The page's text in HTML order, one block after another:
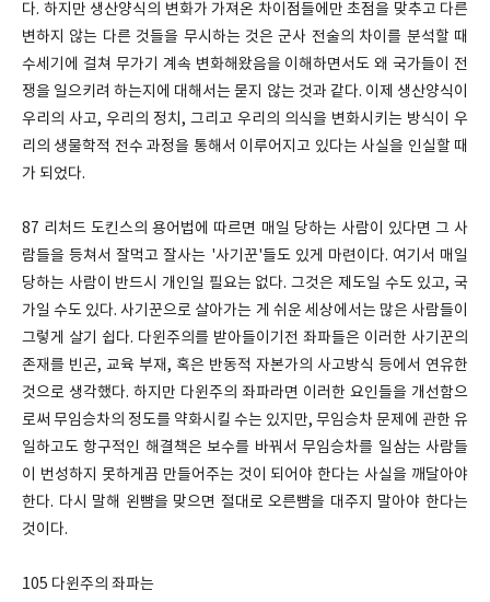
다. 하지만 생산양식의 변화가 가져온 차이점들에만 초점을 맞추고 다른
변하지 않는 다른 것들을 무시하는 것은 군사 전술의 차이를 분석할 때
수세기에 걸쳐 무가기 계속 변화해왔음을 이해하면서도 왜 국가들이 전
쟁을 일으키려 하는지에 대해서는 묻지 않는 것과 같다. 이제 생산양식이
우리의 사고, 우리의 정치, 그리고 우리의 의식을 변화시키는 방식이 우
리의 생물학적 전수 과정을 통해서 이루어지고 있다는 사실을 인실할 때
가 되었다.
87 리처드 도킨스의 용어법에 따르면 매일 당하는 사람이 있다면 그 사
람들을 등쳐서 잘먹고 잘사는 '사기꾼'들도 있게 마련이다. 여기서 매일
당하는 사람이 반드시 개인일 필요는 없다. 그것은 제도일 수도 있고, 국
가일 수도 있다. 사기꾼으로 살아가는 게 쉬운 세상에서는 많은 사람들이
그렇게 살기 쉽다. 다윈주의를 받아들이기전 좌파들은 이러한 사기꾼의
존재를 빈곤, 교육 부재, 혹은 반동적 자본가의 사고방식 등에서 연유한
것으로 생각했다. 하지만 다윈주의 좌파라면 이러한 요인들을 개선함으
로써 무임승차의 정도를 약화시킬 수는 있지만, 무임승차 문제에 관한 유
일하고도 항구적인 해결책은 보수를 바꿔서 무임승차를 일삼는 사람들
이 번성하지 못하게끔 만들어주는 것이 되어야 한다는 사실을 깨달아야
한다. 다시 말해 왼뺨을 맞으면 절대로 오른뺨을 대주지 말아야 한다는
것이다.
105 다윈주의 좌파는